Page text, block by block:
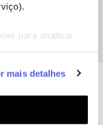
para analisar
e
seus interesses
Pode gerir a
Configurar
mais detalhes